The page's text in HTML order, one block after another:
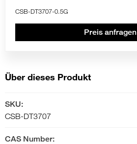
CSB-DT3707-0.5G
Preis anfragen
Über dieses Produkt
SKU:
CSB-DT3707
CAS Number: